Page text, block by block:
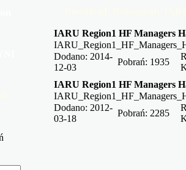
IARU Region1 HF Managers
Dodano: 2014-
12-03
Pobrań: 1935
IARU Region1 HF Managers
Dodano: 2012-
03-18
Pobrań: 2285